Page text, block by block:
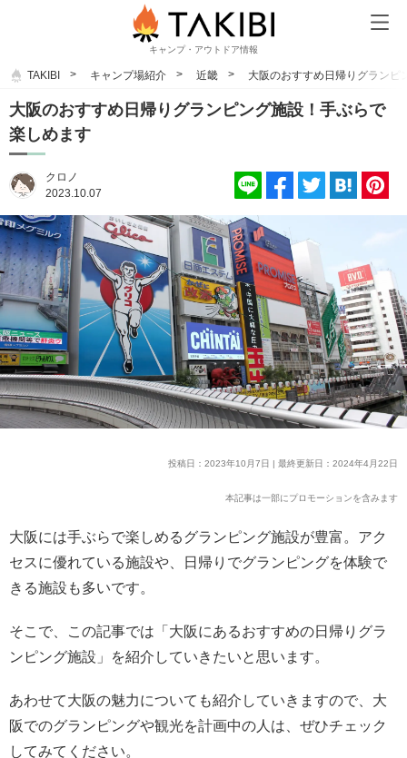
キャンプ・アウトドア情報
TAKIBI キャンプ場紹介 近畿 大阪のおすすめ日帰りグランピ
大阪のおすすめ日帰りグランピング施設！手ぶらで
楽しめます
クロノ
2023.10.07
投稿日：2023年10月7日 | 最終更新日：2024年4月22日
本記事は一部にプロモーションを含みます
大阪には手ぶらで楽しめるグランピング施設が豊富。アク
セスに優れている施設や、日帰りでグランピングを体験で
きる施設も多いです。
そこで、この記事では「大阪にあるおすすめの日帰りグラ
ンピング施設」を紹介していきたいと思います。
あわせて大阪の魅力についても紹介していきますので、大
阪でのグランピングや観光を計画中の人は、ぜひチェック
してみてください。